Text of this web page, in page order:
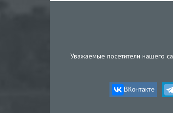
Уважаемые посетители нашего
ВКонтакте